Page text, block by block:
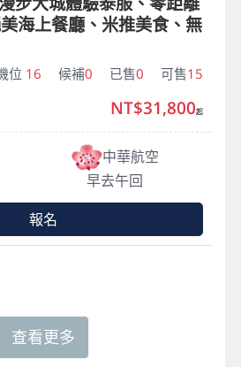
海上餐廳、米推美食、無
位 16 候補0 已售0 可售15
中華航空
早去午回
NT$31,800起
報名
查看更多